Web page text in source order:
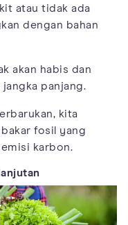
atau tidak ada
dengan bahan
akan habis dan
panjang.
kita
fosil yang
karbon.